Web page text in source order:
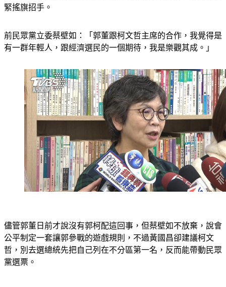
緊搖旗招手。
前民眾黨立委蔡壁如：「郭董跟柯文哲主席的合作，我覺得是
有一群年輕人，跟經濟選民的一個期待，我是樂觀其成。」
儘管郭董日前才說沒有郭柯配這回事，但蔡壁如不放棄，說會
公平制定一套讓郭參戰的遊戲規則，不過黃國昌卻建議柯文
哲，別去選總統先把自己列在不分區第一名，反而能帶動民眾
黨選票。